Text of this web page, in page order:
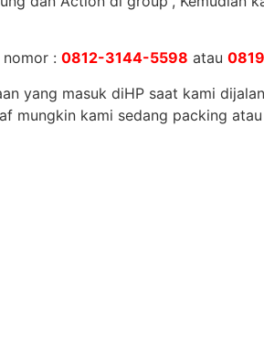
: 0812-3144-5598 atau
yang masuk diHP saat kami
mungkin kami sedang packing